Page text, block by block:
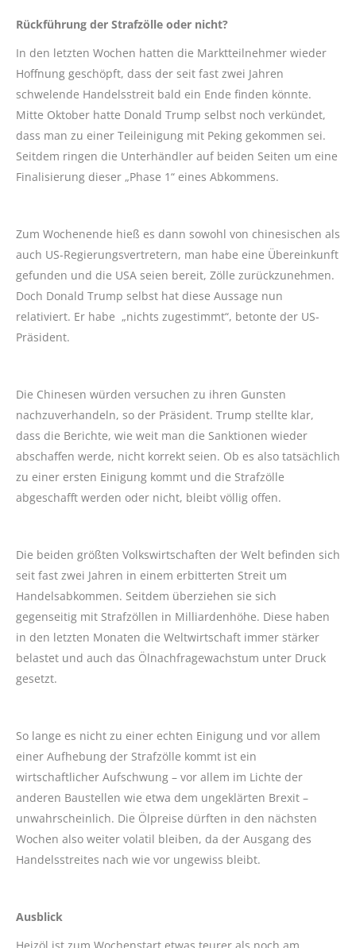
Rückführung der Strafzölle oder nicht?
In den letzten Wochen hatten die Marktteilnehmer wieder
Hoffnung geschöpft, dass der seit fast zwei Jahren
schwelende Handelsstreit bald ein Ende finden könnte.
Mitte Oktober hatte Donald Trump selbst noch verkündet,
dass man zu einer Teileinigung mit Peking gekommen sei.
Seitdem ringen die Unterhändler auf beiden Seiten um eine
Finalisierung dieser „Phase 1“ eines Abkommens.
Zum Wochenende hieß es dann sowohl von chinesischen als
auch US-Regierungsvertretern, man habe eine Übereinkunft
gefunden und die USA seien bereit, Zölle zurückzunehmen.
Doch Donald Trump selbst hat diese Aussage nun
relativiert. Er habe „nichts zugestimmt“, betonte der US-
Präsident.
Die Chinesen würden versuchen zu ihren Gunsten
nachzuverhandeln, so der Präsident. Trump stellte klar,
dass die Berichte, wie weit man die Sanktionen wieder
abschaffen werde, nicht korrekt seien. Ob es also tatsächlich
zu einer ersten Einigung kommt und die Strafzölle
abgeschafft werden oder nicht, bleibt völlig offen.
Die beiden größten Volkswirtschaften der Welt befinden sich
seit fast zwei Jahren in einem erbitterten Streit um
Handelsabkommen. Seitdem überziehen sie sich
gegenseitig mit Strafzöllen in Milliardenhöhe. Diese haben
in den letzten Monaten die Weltwirtschaft immer stärker
belastet und auch das Ölnachfragewachstum unter Druck
gesetzt.
So lange es nicht zu einer echten Einigung und vor allem
einer Aufhebung der Strafzölle kommt ist ein
wirtschaftlicher Aufschwung – vor allem im Lichte der
anderen Baustellen wie etwa dem ungeklärten Brexit –
unwahrscheinlich. Die Ölpreise dürften in den nächsten
Wochen also weiter volatil bleiben, da der Ausgang des
Handelsstreites nach wie vor ungewiss bleibt.
Ausblick